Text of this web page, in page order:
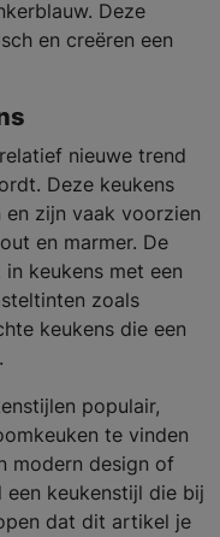
Deze
en creëren een
nieuwe trend
Deze keukens
en zijn vaak voorzien
en marmer. De
keukens met een
zoals
keukens die een
populair,
te vinden
modern design of
keukenstijl die bij
dat dit artikel je